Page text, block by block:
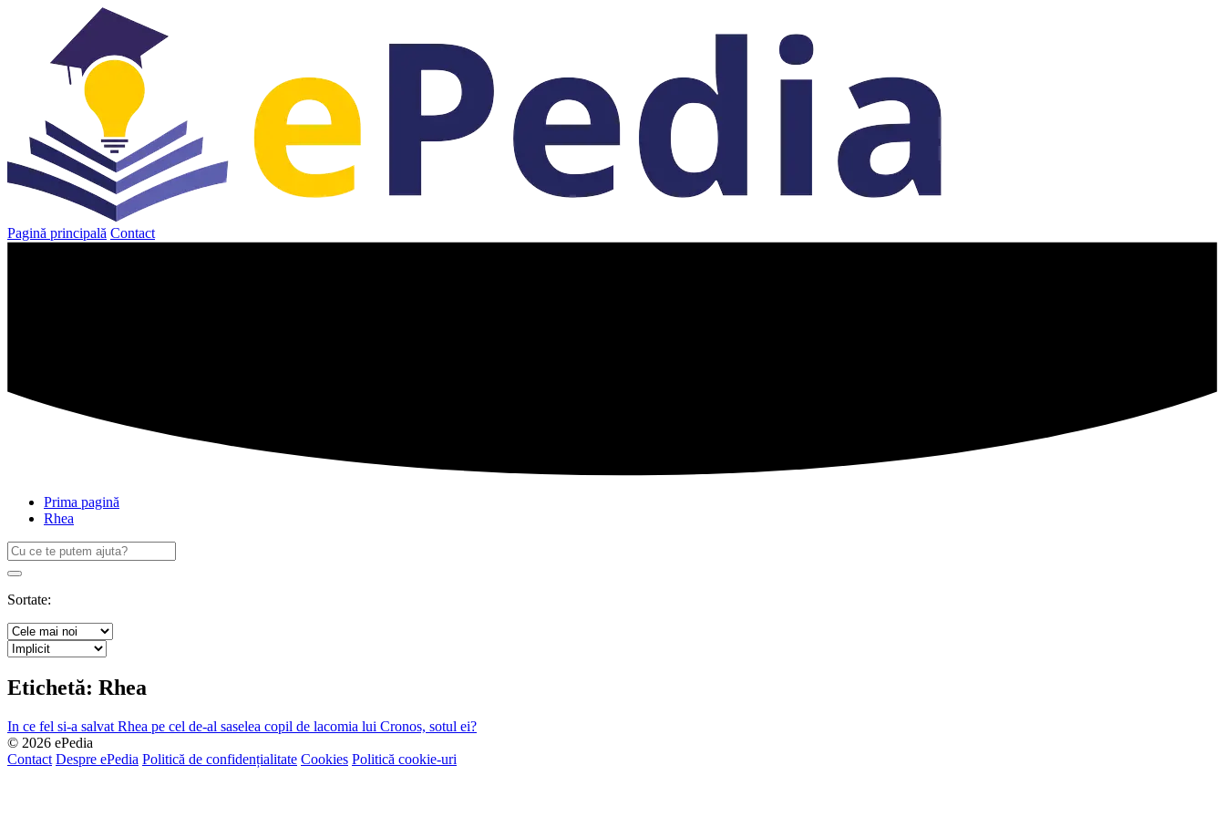
Pagină principală Contact
Prima pagină
Rhea
Caută
după:
Search
Sortate:
Etichetă: Rhea
In ce fel si-a salvat Rhea pe cel de-al saselea copil de lacomia lui Cronos, sotul ei?
© 2026 ePedia
Contact Despre ePedia Politică de confidențialitate Cookies Politică cookie-uri